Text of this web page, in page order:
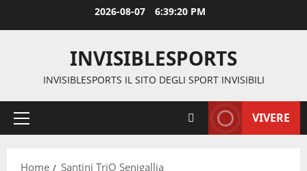
2026-08-07 6:39:20 PM
INVISIBLESPORTS
INVISIBLESPORTS IL SITO DEGLI SPORT INVISIBILI
Menu
VIVERE
Home Santini TriO Senigallia